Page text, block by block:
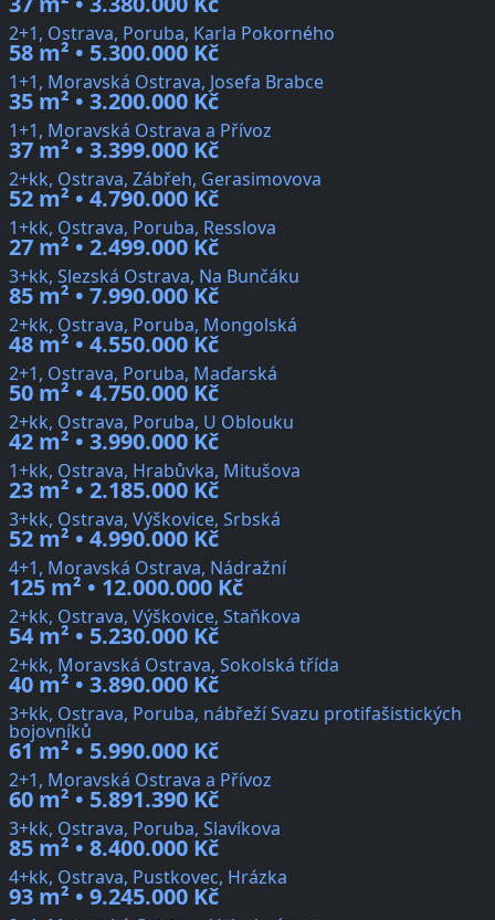
2+1, Ostrava, Poruba, Karla Pokorného
58 m² • 5.300.000 Kč
1+1, Moravská Ostrava, Josefa Brabce
35 m² • 3.200.000 Kč
1+1, Moravská Ostrava a Přívoz
37 m² • 3.399.000 Kč
2+kk, Ostrava, Zábřeh, Gerasimovova
52 m² • 4.790.000 Kč
1+kk, Ostrava, Poruba, Resslova
27 m² • 2.499.000 Kč
3+kk, Slezská Ostrava, Na Bunčáku
85 m² • 7.990.000 Kč
2+kk, Ostrava, Poruba, Mongolská
48 m² • 4.550.000 Kč
2+1, Ostrava, Poruba, Maďarská
50 m² • 4.750.000 Kč
2+kk, Ostrava, Poruba, U Oblouku
42 m² • 3.990.000 Kč
1+kk, Ostrava, Hrabůvka, Mitušova
23 m² • 2.185.000 Kč
3+kk, Ostrava, Výškovice, Srbská
52 m² • 4.990.000 Kč
4+1, Moravská Ostrava, Nádražní
125 m² • 12.000.000 Kč
2+kk, Ostrava, Výškovice, Staňkova
54 m² • 5.230.000 Kč
2+kk, Moravská Ostrava, Sokolská třída
40 m² • 3.890.000 Kč
3+kk, Ostrava, Poruba, nábřeží Svazu protifašistických
bojovníků
61 m² • 5.990.000 Kč
2+1, Moravská Ostrava a Přívoz
60 m² • 5.891.390 Kč
3+kk, Ostrava, Poruba, Slavíkova
85 m² • 8.400.000 Kč
4+kk, Ostrava, Pustkovec, Hrázka
93 m² • 9.245.000 Kč